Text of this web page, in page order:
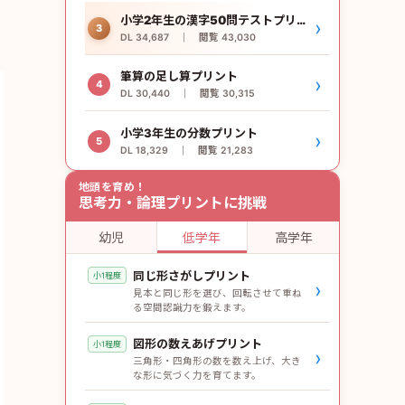
3
小学2年生の漢字50問テストプリント
DL 34,687 ｜ 閲覧 43,030 ›
4
筆算の足し算プリント
DL 30,440 ｜ 閲覧 30,315 ›
5
小学3年生の分数プリント
DL 18,329 ｜ 閲覧 21,283 ›
地頭を育め！
思考力・論理プリントに挑戦
幼児 低学年 高学年
小1程度 同じ形さがしプリント
見本と同じ形を選び、回転させて重ね
る空間認識力を鍛えます。
›
小1程度 図形の数えあげプリント
三角形・四角形の数を数え上げ、大き
な形に気づく力を育てます。
›